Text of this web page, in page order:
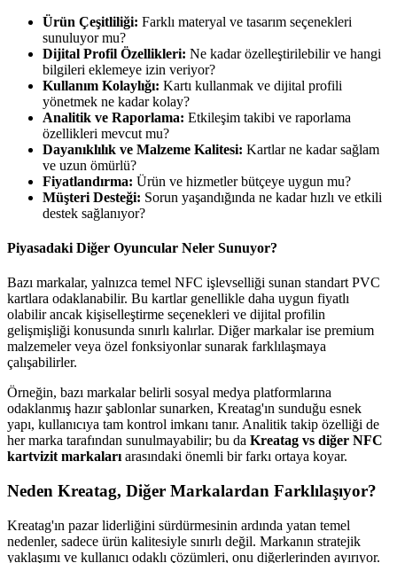
Ürün Çeşitliliği: Farklı materyal ve tasarım seçenekleri
sunuluyor mu?
Dijital Profil Özellikleri: Ne kadar özelleştirilebilir ve hangi
bilgileri eklemeye izin veriyor?
Kullanım Kolaylığı: Kartı kullanmak ve dijital profili
yönetmek ne kadar kolay?
Analitik ve Raporlama: Etkileşim takibi ve raporlama
özellikleri mevcut mu?
Dayanıklılık ve Malzeme Kalitesi: Kartlar ne kadar sağlam
ve uzun ömürlü?
Fiyatlandırma: Ürün ve hizmetler bütçeye uygun mu?
Müşteri Desteği: Sorun yaşandığında ne kadar hızlı ve etkili
destek sağlanıyor?
Piyasadaki Diğer Oyuncular Neler Sunuyor?
Bazı markalar, yalnızca temel NFC işlevselliği sunan standart PVC
kartlara odaklanabilir. Bu kartlar genellikle daha uygun fiyatlı
olabilir ancak kişiselleştirme seçenekleri ve dijital profilin
gelişmişliği konusunda sınırlı kalırlar. Diğer markalar ise premium
malzemeler veya özel fonksiyonlar sunarak farklılaşmaya
çalışabilirler.
Örneğin, bazı markalar belirli sosyal medya platformlarına
odaklanmış hazır şablonlar sunarken, Kreatag'ın sunduğu esnek
yapı, kullanıcıya tam kontrol imkanı tanır. Analitik takip özelliği de
her marka tarafından sunulmayabilir; bu da Kreatag vs diğer NFC
kartvizit markaları arasındaki önemli bir farkı ortaya koyar.
Neden Kreatag, Diğer Markalardan Farklılaşıyor?
Kreatag'ın pazar liderliğini sürdürmesinin ardında yatan temel
nedenler, sadece ürün kalitesiyle sınırlı değil. Markanın stratejik
yaklaşımı ve kullanıcı odaklı çözümleri, onu diğerlerinden ayırıyor.